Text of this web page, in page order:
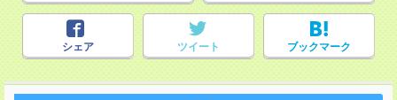
シェア ツイート ブックマーク